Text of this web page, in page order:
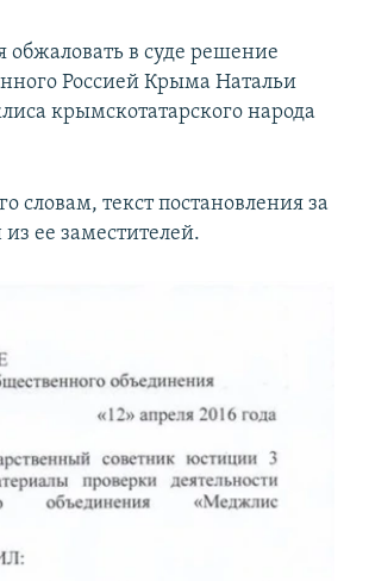
в суде решение
Россией Крыма Натальи
крымскотатарского народа
словам, текст постановления за
ее заместителей.